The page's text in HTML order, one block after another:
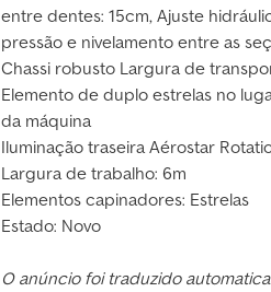
entre dentes: 15cm, Ajuste
pressão e nivelamento entre as
Chassi robusto Largura de
Elemento de duplo estrelas no
da máquina
Iluminação traseira Aérostar
Largura de trabalho: 6m
Elementos capinadores: Estrelas
Estado: Novo
O anúncio foi traduzido